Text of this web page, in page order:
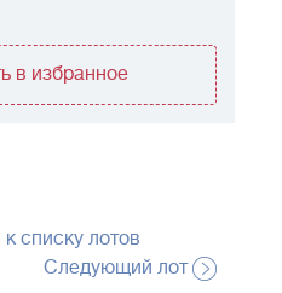
в избранное
к списку лотов
Следующий лот